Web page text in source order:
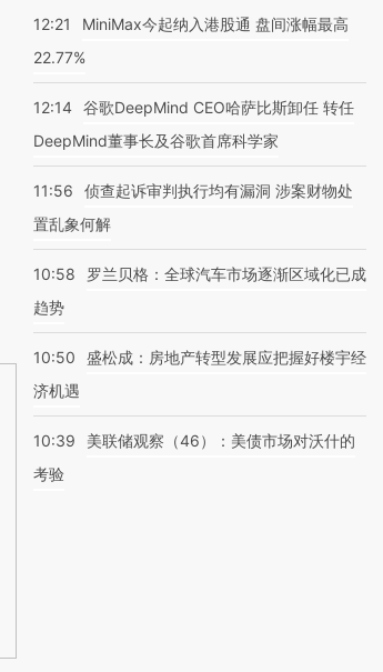
12:21
MiniMax今起纳入港股通 盘间涨幅最高
22.77%
12:14 谷歌DeepMind CEO哈萨比斯卸任 转任
DeepMind董事长及谷歌首席科学家
11:56
侦查起诉审判执行均有漏洞 涉案财物处
置乱象何解
10:58
罗兰贝格：全球汽车市场逐渐区域化已成
趋势
10:50
盛松成：房地产转型发展应把握好楼宇经
济机遇
10:39
美联储观察（46）：美债市场对沃什的
考验